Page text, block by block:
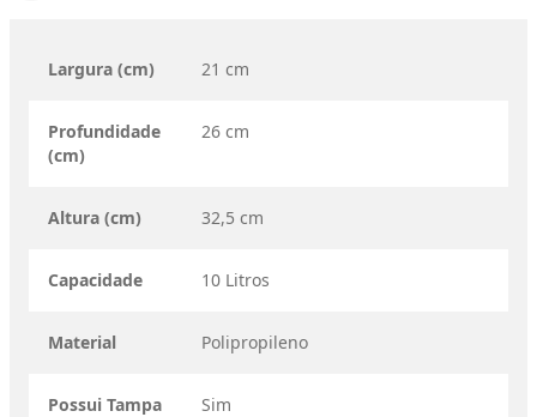
Largura (cm) 21 cm
Profundidade
(cm)
26 cm
Altura (cm) 32,5 cm
Capacidade 10 Litros
Material Polipropileno
Possui Tampa Sim